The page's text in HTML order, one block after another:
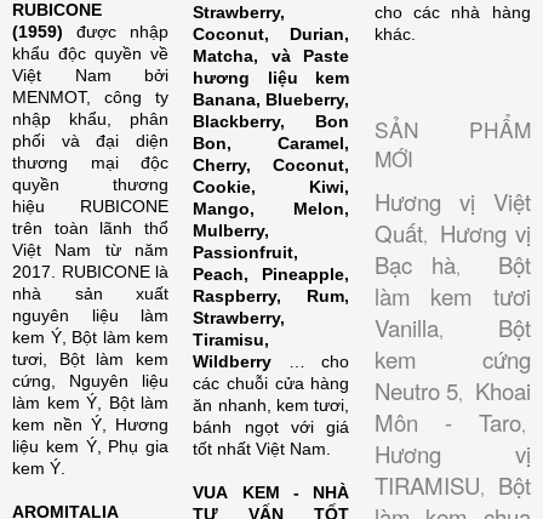
RUBICONE
(1959) được nhập
khẩu độc quyền về
Việt Nam bởi
MENMOT, công ty
nhập khẩu, phân
phối và đại diện
thương mại độc
quyền thương
hiệu RUBICONE
trên toàn lãnh thổ
Việt Nam từ năm
2017. RUBICONE là
nhà sản xuất
nguyên liệu làm
kem Ý, Bột làm kem
tươi, Bột làm kem
cứng, Nguyên liệu
làm kem Ý, Bột làm
kem nền Ý, Hương
liệu kem Ý, Phụ gia
kem Ý.
AROMITALIA
Strawberry,
Coconut, Durian,
Matcha, và Paste
hương liệu kem
Banana, Blueberry,
Blackberry, Bon
Bon, Caramel,
Cherry, Coconut,
Cookie, Kiwi,
Mango, Melon,
Mulberry,
Passionfruit,
Peach, Pineapple,
Raspberry, Rum,
Strawberry,
Tiramisu,
Wildberry … cho
các chuỗi cửa hàng
ăn nhanh, kem tươi,
bánh ngọt với giá
tốt nhất Việt Nam.
VUA KEM - NHÀ
TƯ VẤN TỐT
cho các nhà hàng
khác.
SẢN PHẨM
MỚI
Hương vị Việt
Quất, Hương vị
Bạc hà, Bột
làm kem tươi
Vanilla, Bột
kem cứng
Neutro 5, Khoai
Môn - Taro,
Hương vị
TIRAMISU, Bột